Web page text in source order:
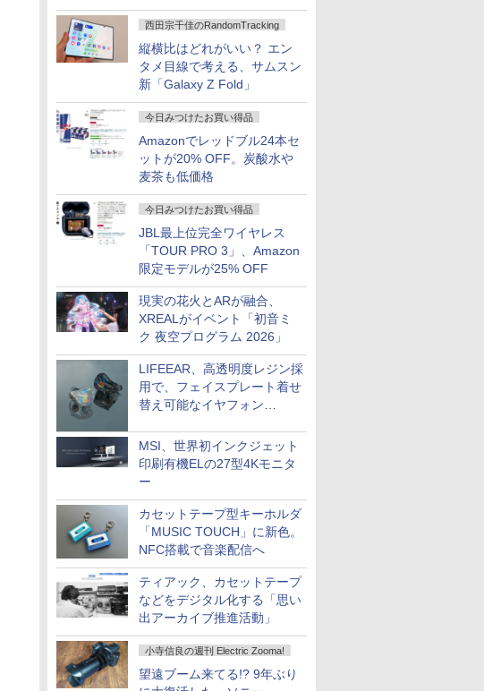
ハウジングを根本から見直し
西田宗千佳のRandomTracking
縦横比はどれがいい？ エン
タメ目線で考える、サムスン
新「Galaxy Z Fold」
今日みつけたお買い得品
Amazonでレッドブル24本セ
ットが20% OFF。炭酸水や
麦茶も低価格
今日みつけたお買い得品
JBL最上位完全ワイヤレス
「TOUR PRO 3」、Amazon
限定モデルが25% OFF
現実の花火とARが融合、
XREALがイベント「初音ミ
ク 夜空プログラム 2026」
LIFEEAR、高透明度レジン採
用で、フェイスプレート着せ
替え可能なイヤフォン
MSI、世界初インクジェット
印刷有機ELの27型4Kモニタ
ー
カセットテープ型キーホルダ
「MUSIC TOUCH」に新色。
NFC搭載で音楽配信へ
ティアック、カセットテープ
などをデジタル化する「思い
出アーカイブ推進活動」
小寺信良の週刊 Electric Zooma!
望遠ブーム来てる!? 9年ぶり